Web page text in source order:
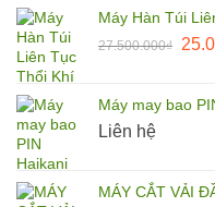
Máy Hàn Túi
27.500.000₫
Giá
Máy may bao
Liên hệ
MÁY CẮT VẢI